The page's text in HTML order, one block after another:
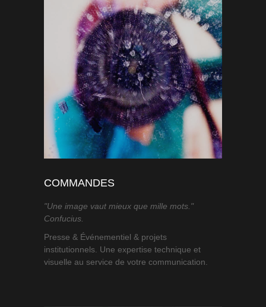
COMMANDES
"Une image vaut mieux que mille mots."
Confucius.
Presse & Événementiel & projets
institutionnels. Une expertise technique et
visuelle au service de votre communication.